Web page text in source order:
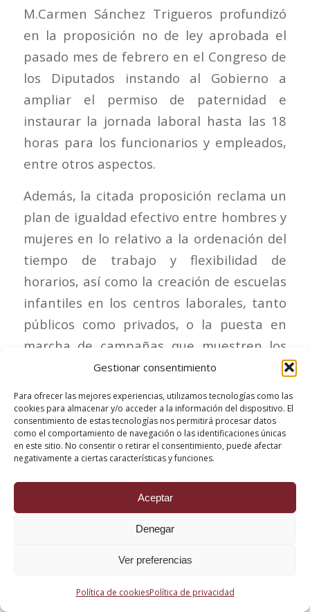
Gestionar consentimiento
Para ofrecer las mejores experiencias, utilizamos tecnologías como las
cookies para almacenar y/o acceder a la información del dispositivo. El
consentimiento de estas tecnologías nos permitirá procesar datos
como el comportamiento de navegación o las identificaciones únicas
en este sitio. No consentir o retirar el consentimiento, puede afectar
negativamente a ciertas características y funciones.
Aceptar
Denegar
Ver preferencias
Política de cookiesPolítica de privacidad
M.Carmen Sánchez Trigueros profundizó
en la proposición no de ley aprobada el
pasado mes de febrero en el Congreso de
los Diputados instando al Gobierno a
ampliar el permiso de paternidad e
instaurar la jornada laboral hasta las 18
horas para los funcionarios y empleados,
entre otros aspectos.
Además, la citada proposición reclama un
plan de igualdad efectivo entre hombres y
mujeres en lo relativo a la ordenación del
tiempo de trabajo y flexibilidad de
horarios, así como la creación de escuelas
infantiles en los centros laborales, tanto
públicos como privados, o la puesta en
marcha de campañas que muestren los
beneficios de la conciliación y un reparto
de tareas justo y corresponsable.
También se defiende conceder una
prestación no contributiva por
maternidad de seis semanas a las mujeres
hijo y reconocer a todas las madres un
«bonus» de dos años de cotización por
Asimismo, propone incentivar a las
empresas que implanten un «horario